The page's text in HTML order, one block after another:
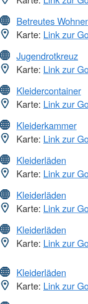
Betreutes
Karte: Link zur
Jugendrotkreuz
Karte: Link zur
Kleidercontainer
Karte: Link zur
Kleiderkammer
Karte: Link zur
Kleiderläden
Karte: Link zur
Kleiderläden
Karte: Link zur
Kleiderläden
Karte: Link zur
Kleiderläden
Karte: Link zur